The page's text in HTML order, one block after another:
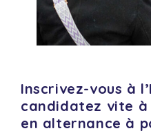
Inscrivez-vous à
candidatez vite à
en alternance à